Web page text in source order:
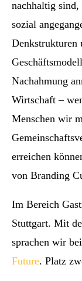
nachhaltig
sozial
Denkstrukturen
Nachahmung
Wirtschaft –
Menschen wir
erreichen
von Branding
Im Bereich
Stuttgart. Mit
sprachen wir
Future. Platz